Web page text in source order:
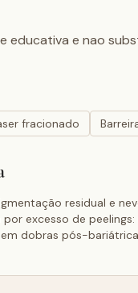
educativa e nao
fracionado
residual e
excesso de
dobras pós-